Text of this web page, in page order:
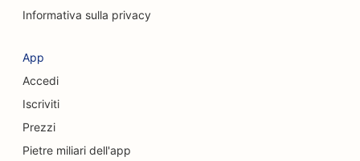
SEO per le caffetterie
SEO per le Credit Union
SEO per le gastronomie
Informativa sulla privacy
App
Accedi
Iscriviti
Prezzi
Pietre miliari dell'app